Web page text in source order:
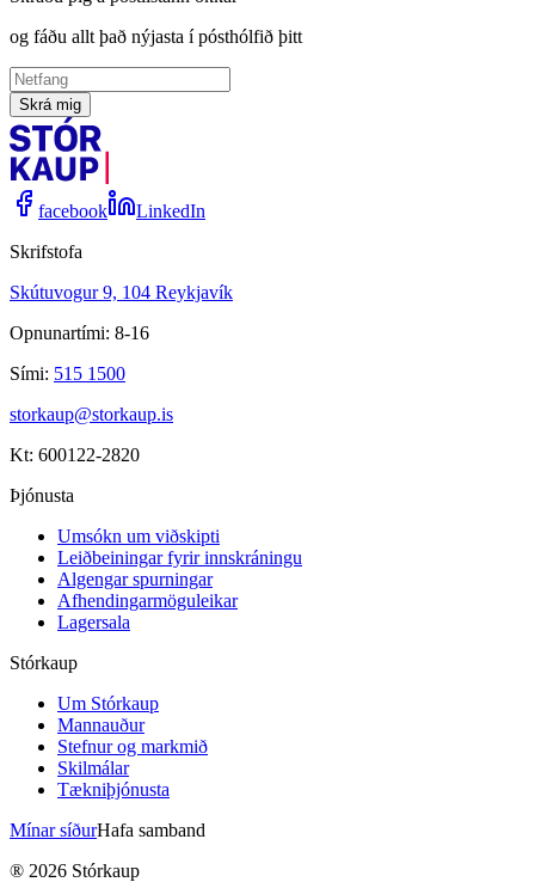
og fáðu allt það nýjasta í pósthólfið þitt
Skrá mig
facebook
LinkedIn
Skrifstofa
Skútuvogur 9, 104 Reykjavík
Opnunartími: 8-16
Sími: 515 1500
storkaup@storkaup.is
Kt: 600122-2820
Þjónusta
Umsókn um viðskipti
Leiðbeiningar fyrir innskráningu
Algengar spurningar
Afhendingarmöguleikar
Lagersala
Stórkaup
Um Stórkaup
Mannauður
Stefnur og markmið
Skilmálar
Tækniþjónusta
Mínar síðurHafa samband
® 2026 Stórkaup